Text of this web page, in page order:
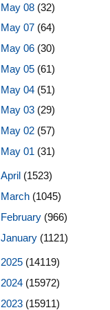
May 08 (32)
May 07 (64)
May 06 (30)
May 05 (61)
May 04 (51)
May 03 (29)
May 02 (57)
May 01 (31)
April (1523)
March (1045)
February (966)
January (1121)
2025 (14119)
2024 (15972)
2023 (15911)